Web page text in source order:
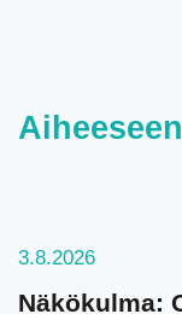
3.8.2026
Näkökulma: